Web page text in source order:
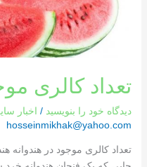
تعداد کالری
دیدگاه‌ خود را بنویسید / اخبار
hosseinmikhak@yahoo.com